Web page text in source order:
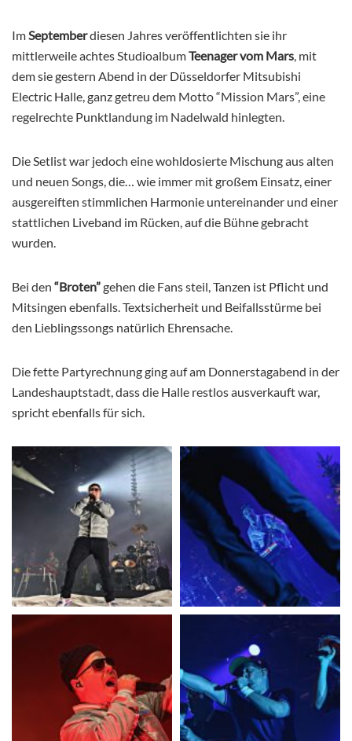
ImSeptemberdiesen Jahres veröffentlichten sie ihr
mittlerweile achtes StudioalbumTeenager vom Mars, mit
dem sie gestern Abend in der Düsseldorfer Mitsubishi
Electric Halle, ganz getreu dem Motto “Mission Mars”, eine
regelrechte Punktlandung im Nadelwald hinlegten.
Die Setlist war jedoch eine wohldosierte Mischung aus alten
und neuen Songs, die… wie immer mit großem Einsatz, einer
ausgereiften stimmlichen Harmonie untereinander und einer
stattlichen Liveband im Rücken, auf die Bühne gebracht
wurden.
Bei den “Broten”gehen die Fans steil, Tanzen ist Pflicht und
Mitsingen ebenfalls. Textsicherheit und Beifallsstürme bei
den Lieblingssongs natürlich Ehrensache.
Die fette Partyrechnung ging auf am Donnerstagabend in der
Landeshauptstadt, dass die Halle restlos ausverkauft war,
spricht ebenfalls für sich.